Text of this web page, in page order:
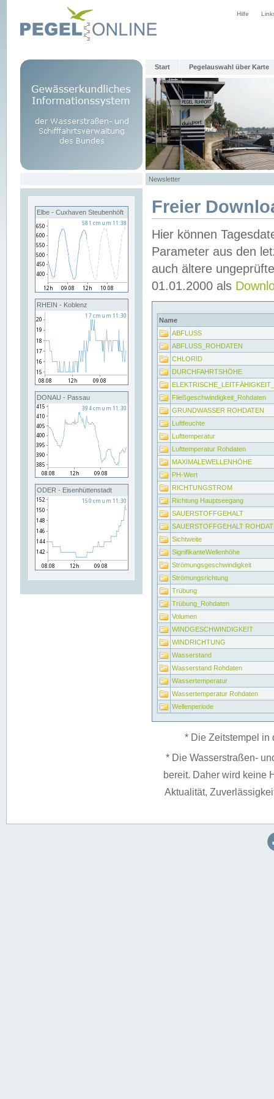
Hilfe
Start Pegelauswahl über Karte
Newsletter
Elbe - Cuxhaven Steubenhöft
RHEIN - Koblenz
DONAU - Passau
ODER - Eisenhüttenstadt
Freier
Hier können
Parameter aus den
auch ältere
01.01.2000 als
Name
ABFLUSS
ABFLUSS_ROHDATEN
CHLORID
DURCHFAHRTSHÖHE
Fließgeschwindigkeit_Rohdaten
GRUNDWASSER ROHDATEN
Luftfeuchte
Lufttemperatur
Lufttemperatur Rohdaten
MAXIMALEWELLENHÖHE
PH-Wert
RICHTUNGSTROM
Richtung Hauptseegang
SAUERSTOFFGEHALT
SAUERSTOFFGEHALT
Sichtweite
SignifikanteWellenhöhe
Strömungsgeschwindigkeit
Strömungsrichtung
Trübung
Trübung_Rohdaten
Volumen
WINDGESCHWINDIGKEIT
WINDRICHTUNG
Wasserstand
Wasserstand Rohdaten
Wassertemperatur
Wassertemperatur Rohdaten
Wellenperiode
* Die Zeitstempel in
* Die Wasserstraßen-
bereit. Daher wird keine
Aktualität,